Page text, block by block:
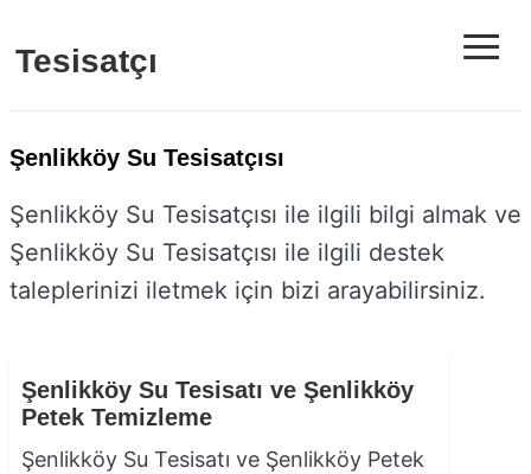
Tesisatçı ≡
Şenlikköy Su Tesisatçısı
Şenlikköy Su Tesisatçısı ile ilgili bilgi almak ve
Şenlikköy Su Tesisatçısı ile ilgili destek
taleplerinizi iletmek için bizi arayabilirsiniz.
Şenlikköy Su Tesisatı ve Şenlikköy
Petek Temizleme
Şenlikköy Su Tesisatı ve Şenlikköy Petek